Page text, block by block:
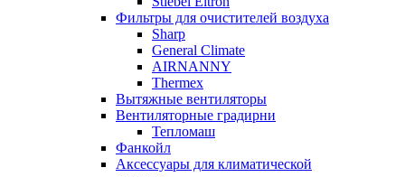
Фильтры для очистителей воздуха
Sharp
General Climate
AIRNANNY
Thermex
Вытяжные вентиляторы
Вентиляторные градирни
Тепломаш
Фанкойл
Аксессуары для климатической